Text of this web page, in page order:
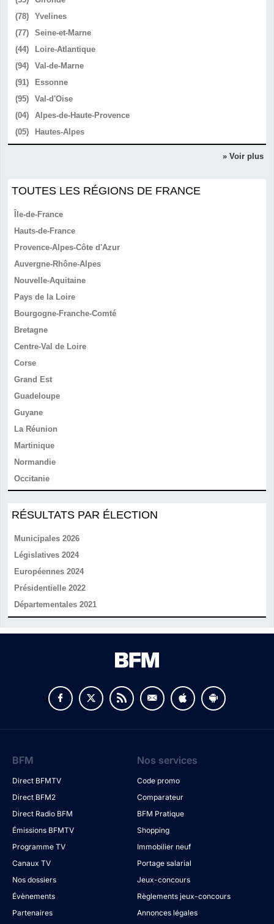
(78)
Yvelines
(77)
Seine-et-Marne
(44)
Loire-Atlantique
(94)
Val-de-Marne
(91)
Essonne
(95)
Val-d'Oise
(04)
Alpes-de-Haute-Provence
(05)
Hautes-Alpes
» Voir plus
TOUTES LES RÉGIONS DE FRANCE
Île-de-France
Hauts-de-France
Provence-Alpes-Côte d'Azur
Auvergne-Rhône-Alpes
Nouvelle-Aquitaine
Pays de la Loire
Bourgogne-Franche-Comté
Bretagne
Centre-Val de Loire
Corse
Grand Est
Guadeloupe
Guyane
La Réunion
Martinique
Normandie
Occitanie
RÉSULTATS PAR ÉLECTION
Municipales 2026
Législatives 2024
Européennes 2024
Présidentielle 2022
Départementales 2021
v
BFM
Direct BFMTV
Direct BFM2
Direct Radio BFM
Émissions BFMTV
Programme TV
Canaux TV
Nos dossiers
Évènements
Partenaires
Nos services
Code promo
Comparateur
BFM Pratique
Shopping
Immobilier neuf
Portage salarial
Jeux-concours
Règlements jeux-concours
Annonces légales